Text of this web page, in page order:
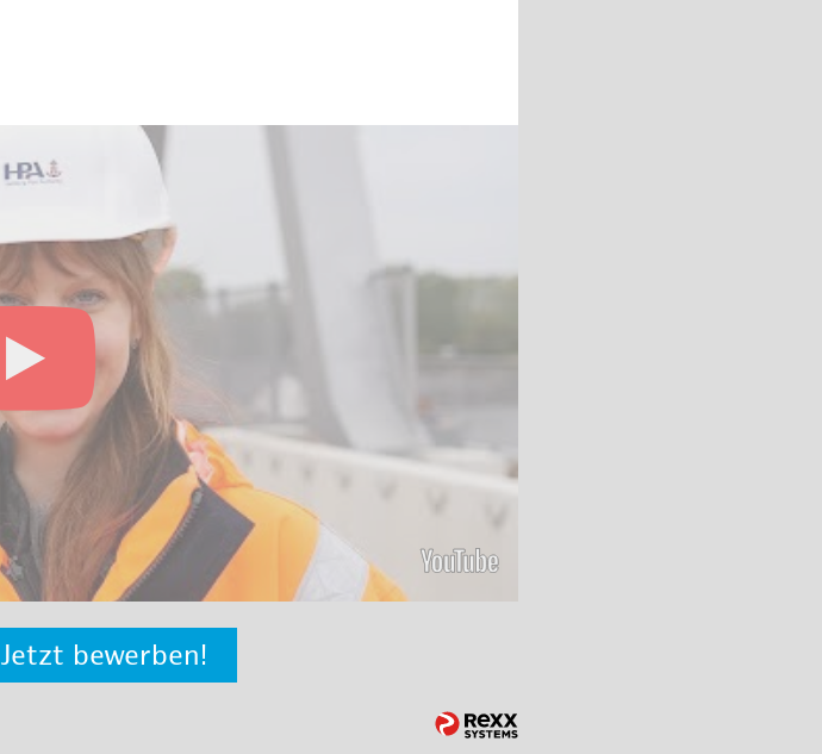
Jetzt bewerben!